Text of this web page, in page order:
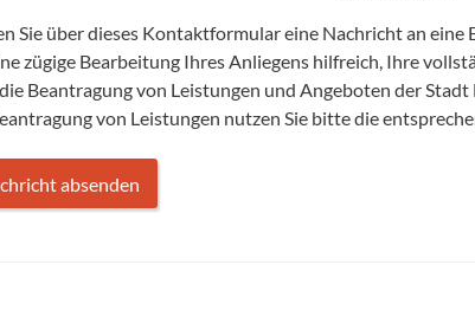
Sie über dieses Kontaktformular eine Nachricht an
zügige Bearbeitung Ihres Anliegens hilfreich, Ihre
Beantragung von Leistungen und Angeboten der
von Leistungen nutzen Sie bitte die